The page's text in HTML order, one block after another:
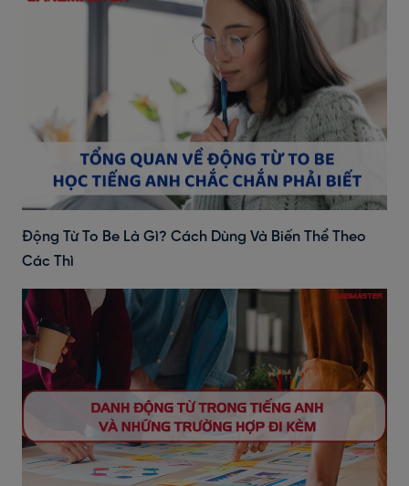
Động Từ To Be Là Gì? Cách Dùng Và Biến Thể Theo
Các Thì